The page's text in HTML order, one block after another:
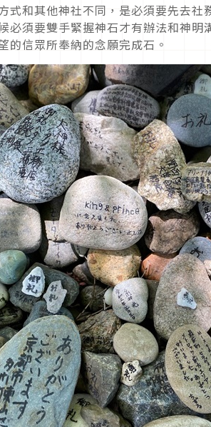
式和其他神社不同，是必須要先去
必須要雙手緊握神石才有辦法和神
的信眾所奉納的念願完成石。